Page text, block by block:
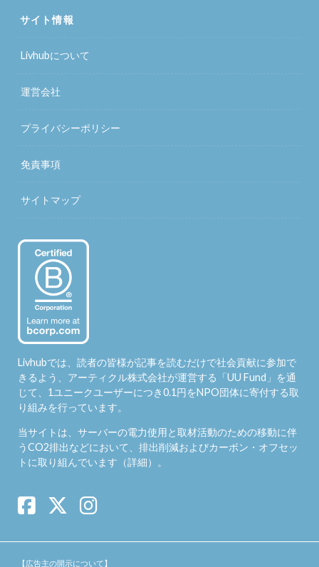
サイト情報
Livhubについて
運営会社
プライバシーポリシー
免責事項
サイトマップ
Livhubでは、読者の皆様が記事を読むだけで社会貢献に参加で
きるよう、アーティクル株式会社が運営する「UU Fund 」を通
じて、1ユニークユーザーにつき0.1円をNPO団体に寄付する取
り組みを行っています。
当サイトは、サーバーの電力使用と取材活動のための移動に伴
うCO2排出などにおいて、排出削減およびカーボン・オフセッ
トに取り組んでいます（詳細）。
【広告主の開示について】